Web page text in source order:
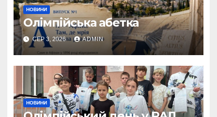
НОВИНИ
Олімпійська абетка
СЕР 3, 2026 ADMIN
НОВИНИ